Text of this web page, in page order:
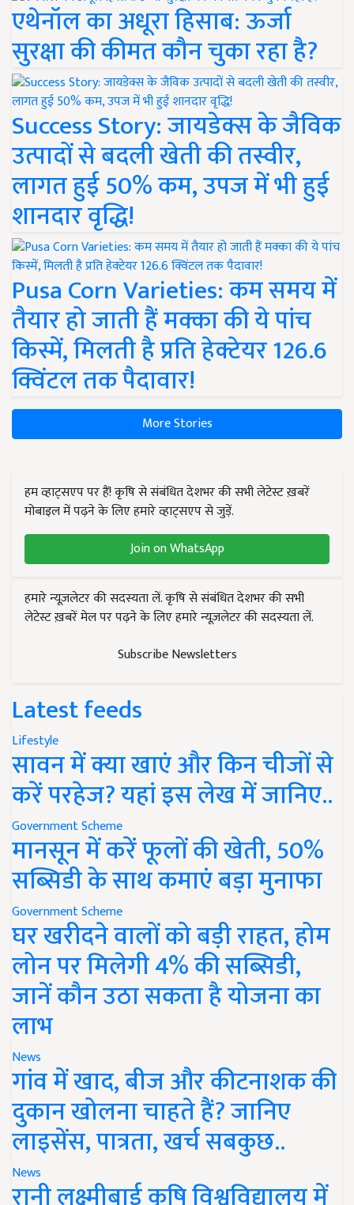
एथेनॉल का अधूरा हिसाब: ऊर्जा
सुरक्षा की कीमत कौन चुका रहा है?
Success Story: जायडेक्स के जैविक
उत्पादों से बदली खेती की तस्वीर,
लागत हुई 50% कम, उपज में भी हुई
शानदार वृद्धि!
Pusa Corn Varieties: कम समय में
तैयार हो जाती हैं मक्का की ये पांच
किस्में, मिलती है प्रति हेक्टेयर 126.6
क्विंटल तक पैदावार!
More Stories
हम व्हाट्सएप पर हैं! कृषि से संबंधित देशभर की सभी लेटेस्ट ख़बरें
मोबाइल में पढ़ने के लिए हमारे व्हाट्सएप से जुड़ें.
Join on WhatsApp
हमारे न्यूज़लेटर की सदस्यता लें. कृषि से संबंधित देशभर की सभी
लेटेस्ट ख़बरें मेल पर पढ़ने के लिए हमारे न्यूज़लेटर की सदस्यता लें.
Subscribe Newsletters
Latest feeds
Lifestyle
सावन में क्या खाएं और किन चीजों से
करें परहेज? यहां इस लेख में जानिए..
Government Scheme
मानसून में करें फूलों की खेती, 50%
सब्सिडी के साथ कमाएं बड़ा मुनाफा
Government Scheme
घर खरीदने वालों को बड़ी राहत, होम
लोन पर मिलेगी 4% की सब्सिडी,
जानें कौन उठा सकता है योजना का
लाभ
News
गांव में खाद, बीज और कीटनाशक की
दुकान खोलना चाहते हैं? जानिए
लाइसेंस, पात्रता, खर्च सबकुछ..
News